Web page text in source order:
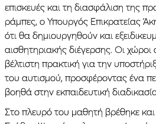
επισκευές και τη διασφάλιση της
ράμπες, ο Υπουργός Επικρατείας
ότι θα δημιουργηθούν και
αισθητηριακής διέγερσης. Οι χώροι
βέλτιστη πρακτική για την
του αυτισμού, προσφέροντας ένα
βοηθά στην εκπαιδευτική
Στο πλευρό του μαθητή βρέθηκε